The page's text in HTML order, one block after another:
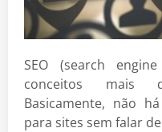
SEO (search
conceitos mais
Basicamente, não
para sites sem falar de